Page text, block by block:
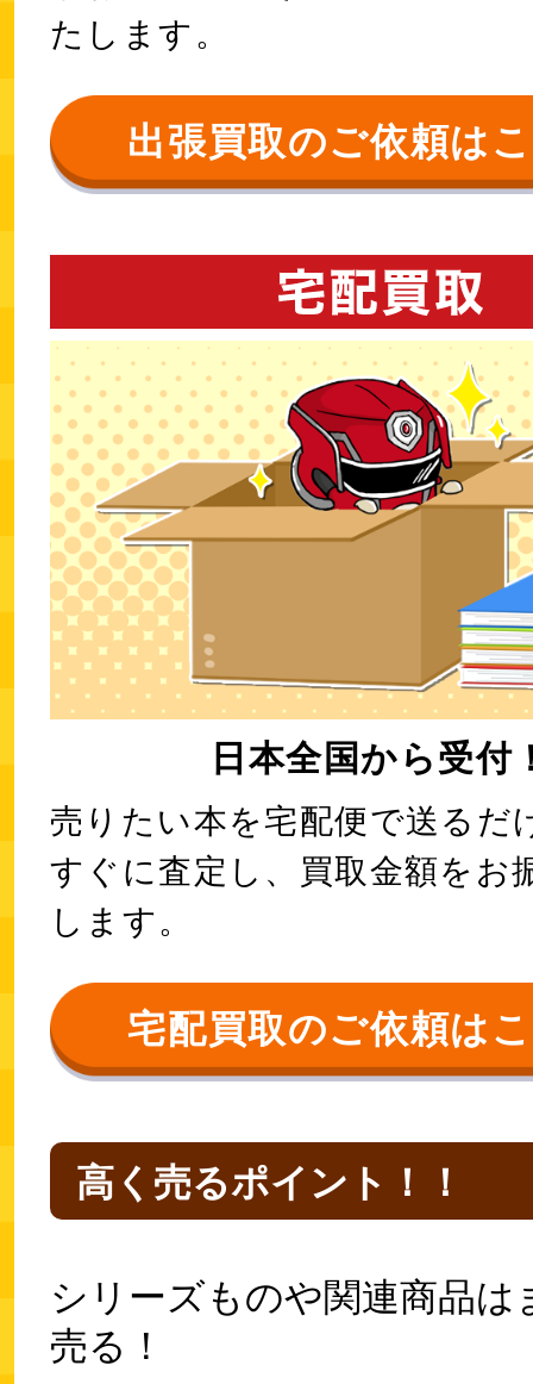
たします。
出張買取のご依頼は
日本全国から受付
売りたい本を宅配便で送るだ
すぐに査定し、買取金額をお
します。
宅配買取のご依頼は
高く売るポイント！！
シリーズものや関連商品は
売る！